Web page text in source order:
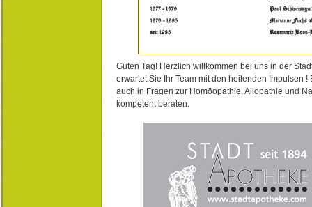
Guten Tag! Herzlich willkommen bei uns in der
erwartet Sie Ihr Team mit den heilenden Impulsen !
auch in Fragen zur Homöopathie, Allopathie und
kompetent beraten.